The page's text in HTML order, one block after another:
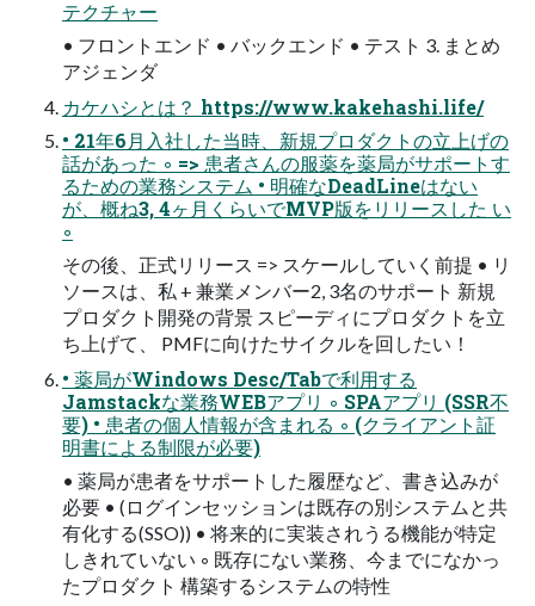
テクチャー
• フロントエンド • バックエンド • テスト 3. まとめ
アジェンダ
カケハシとは？ https://www.kakehashi.life/
• 21年6月入社した当時、新規プロダクトの立上げの
話があった ◦ => 患者さんの服薬を薬局がサポートす
るための業務システム • 明確なDeadLineはない
が、概ね3, 4ヶ月くらいでMVP版をリリースした い
◦
その後、正式リリース => スケールしていく前提 • リ
ソースは、私 + 兼業メンバー2, 3名のサポート 新規
プロダクト開発の背景 スピーディにプロダクトを立
ち上げて、 PMFに向けたサイクルを回したい！
• 薬局がWindows Desc/Tabで利用する
Jamstackな業務WEBアプリ ◦ SPAアプリ (SSR不
要) • 患者の個人情報が含まれる ◦ (クライアント証
明書による制限が必要)
• 薬局が患者をサポートした履歴など、書き込みが
必要 • (ログインセッションは既存の別システムと共
有化する(SSO)) • 将来的に実装されうる機能が特定
しきれていない ◦ 既存にない業務、今までになかっ
たプロダクト 構築するシステムの特性